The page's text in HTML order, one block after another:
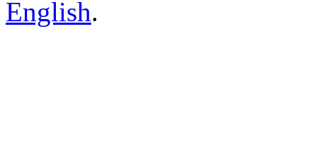
English.